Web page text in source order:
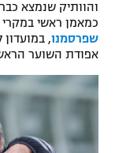
רשיון להקרנה
הצטרפות
לוח דרושים –
תגיות
כמאמן ראשי
שפרסמנו, במועדון
אפודת השוער